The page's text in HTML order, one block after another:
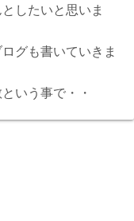
したいと思いま
グも書いていきま
いう事で・・